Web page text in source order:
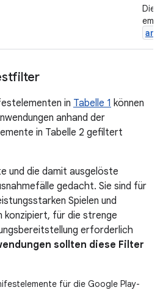
Die
in Tabelle 1 können
anhand der
in Tabelle 2 gefiltert
und die damit ausgelöste
gedacht. Sie sind für
Spielen und
konzipiert, für die strenge
erforderlich
sollten diese Filter
für die Google Play-